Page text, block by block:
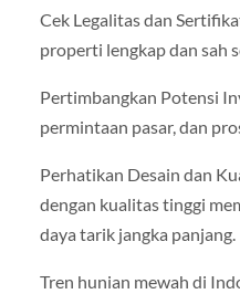
Cek Legalitas dan
properti lengkap dan sah
Pertimbangkan Potensi
permintaan pasar, dan
Perhatikan Desain dan
dengan kualitas tinggi
daya tarik jangka panjang.
Tren hunian mewah di